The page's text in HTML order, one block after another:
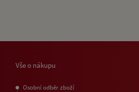
Vše o nákupu
Osobní odběr zboží